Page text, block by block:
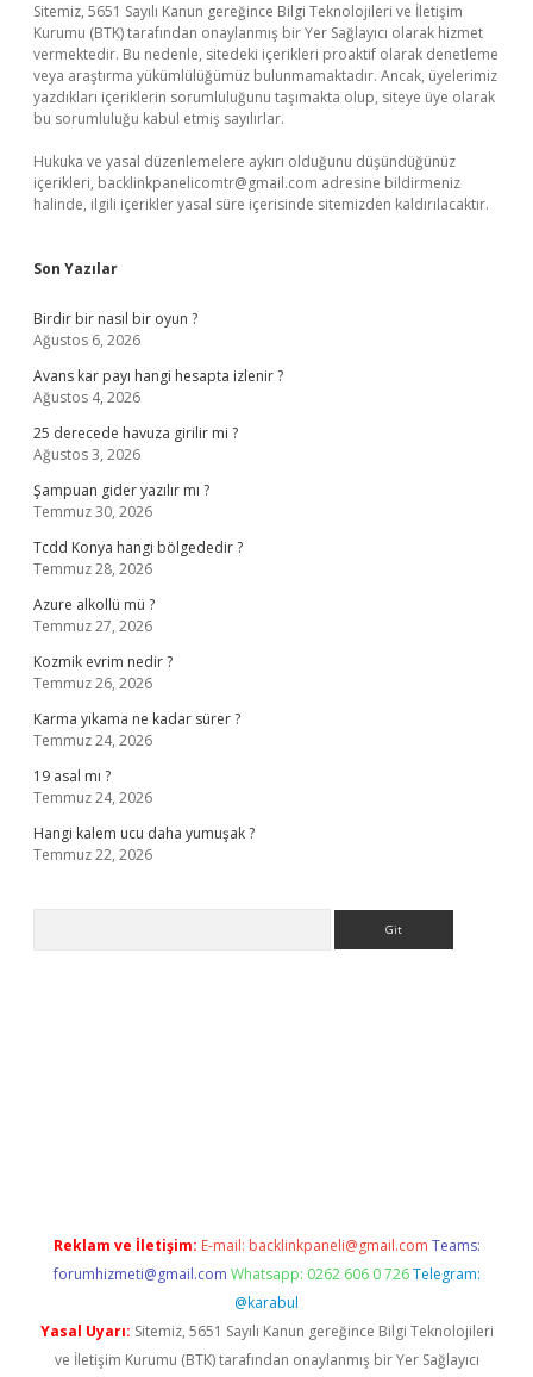
Sitemiz, 5651 Sayılı Kanun gereğince Bilgi Teknolojileri ve İletişim
Kurumu (BTK) tarafından onaylanmış bir Yer Sağlayıcı olarak hizmet
vermektedir. Bu nedenle, sitedeki içerikleri proaktif olarak denetleme
veya araştırma yükümlülüğümüz bulunmamaktadır. Ancak, üyelerimiz
yazdıkları içeriklerin sorumluluğunu taşımakta olup, siteye üye olarak
bu sorumluluğu kabul etmiş sayılırlar.
Hukuka ve yasal düzenlemelere aykırı olduğunu düşündüğünüz
içerikleri, backlinkpanelicomtr@gmail.com adresine bildirmeniz
halinde, ilgili içerikler yasal süre içerisinde sitemizden kaldırılacaktır.
Son Yazılar
Birdir bir nasıl bir oyun ?
Ağustos 6, 2026
Avans kar payı hangi hesapta izlenir ?
Ağustos 4, 2026
25 derecede havuza girilir mi ?
Ağustos 3, 2026
Şampuan gider yazılır mı ?
Temmuz 30, 2026
Tcdd Konya hangi bölgededir ?
Temmuz 28, 2026
Azure alkollü mü ?
Temmuz 27, 2026
Kozmik evrim nedir ?
Temmuz 26, 2026
Karma yıkama ne kadar sürer ?
Temmuz 24, 2026
19 asal mı ?
Temmuz 24, 2026
Hangi kalem ucu daha yumuşak ?
Temmuz 22, 2026
Reklam ve İletişim: E-mail: backlinkpaneli@gmail.com Teams:
forumhizmeti@gmail.com Whatsapp: 0262 606 0 726 Telegram:
@karabul
Yasal Uyarı: Sitemiz, 5651 Sayılı Kanun gereğince Bilgi Teknolojileri
ve İletişim Kurumu (BTK) tarafından onaylanmış bir Yer Sağlayıcı